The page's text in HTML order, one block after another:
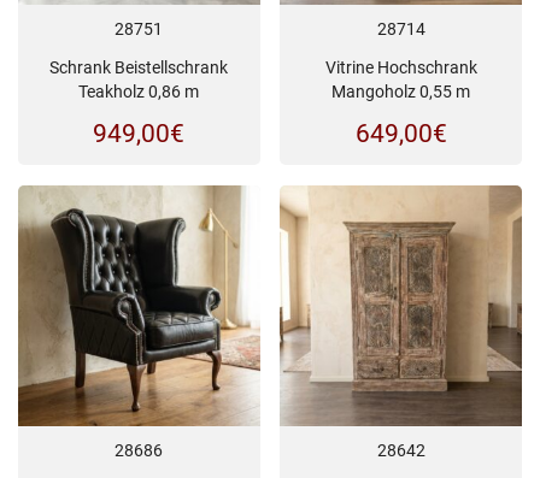
28751
Schrank Beistellschrank
Teakholz 0,86 m
949,00€
28714
Vitrine Hochschrank
Mangoholz 0,55 m
649,00€
28686 28642